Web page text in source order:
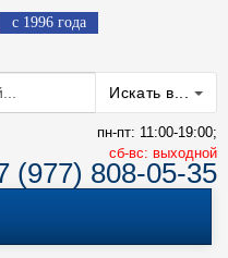
с 1996 года
Искать в...
пн-пт: 11:00-19:00;
cб-вс: выходной
(977) 808-05-35